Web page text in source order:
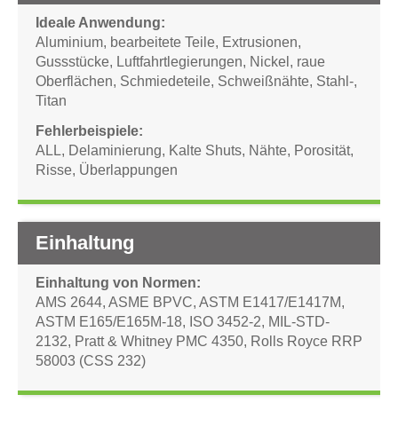
Ideale Anwendung
Aluminium, bearbeitete Teile, Extrusionen,
Gussstücke, Luftfahrtlegierungen, Nickel , raue
Oberflächen, Schmiedeteile, Schweißnähte, Stahl-,
Titan
Fehlerbeispiele
ALL, Delaminierung, Kalte Shuts, Nähte, Porosität,
Risse, Überlappungen
Einhaltung
Einhaltung von Normen
AMS 2644, ASME BPVC, ASTM E1417/E1417M,
ASTM E165/E165M-18, ISO 3452-2, MIL-STD-
2132, Pratt & Whitney PMC 4350, Rolls Royce RRP
58003 (CSS 232)